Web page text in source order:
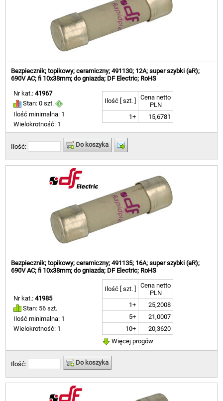
Bezpiecznik; topikowy; ceramiczny; 491130; 12A; super szybki (aR);
690V AC; fi 10x38mm; do gniazda; DF Electric; RoHS
Nr kat.:41967
Stan: 0 szt.
Ilość minimalna: 1
Wielokrotność: 1
Ilość [ szt. ]
Cena netto
PLN
1+
15,6781
Ilość: Do koszyka
Bezpiecznik; topikowy; ceramiczny; 491135; 16A; super szybki (aR);
690V AC; fi 10x38mm; do gniazda; DF Electric; RoHS
Nr kat.:41985
Stan: 56 szt.
Ilość minimalna: 1
Wielokrotność: 1
Ilość [ szt. ]
Cena netto
PLN
1+
25,2008
5+
21,0007
10+
20,3620
Więcej progów
Ilość: Do koszyka